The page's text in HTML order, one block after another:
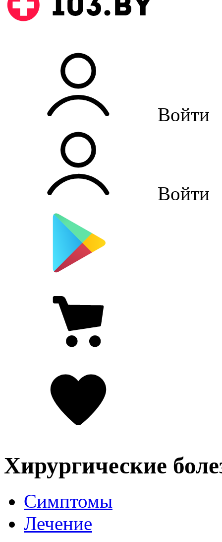
Войти
Войти
Хирургические
Симптомы
Лечение